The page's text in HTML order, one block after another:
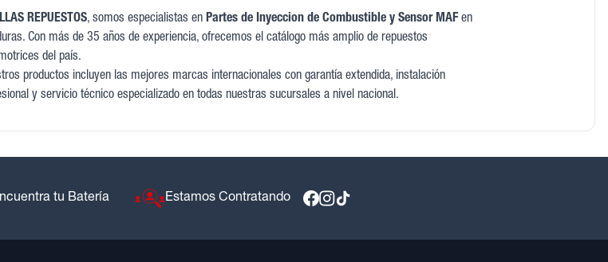
REPUESTOS, somos especialistas en Partes de Inyeccion de Combustible y Sensor MAFen
Con más de 35 años de experiencia, ofrecemos el catálogo más amplio de repuestos
del país.
productos incluyen las mejores marcas internacionales con garantía extendida, instalación
y servicio técnico especializado en todas nuestras sucursales a nivel nacional.
tu Batería Estamos Contratando